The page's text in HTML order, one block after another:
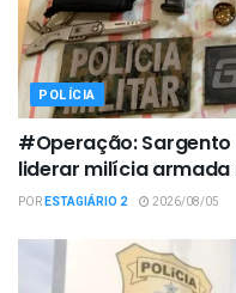
POLÍCIA
#Operação:
liderar milícia armada
PORESTAGIÁRIO 2 2026/08/05